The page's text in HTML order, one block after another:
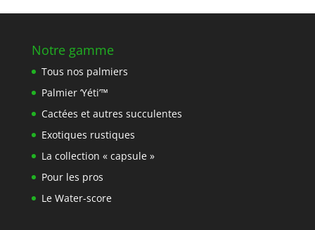
Notre gamme
Tous nos palmiers
Palmier ‘Yéti’™
Cactées et autres succulentes
Exotiques rustiques
La collection « capsule »
Pour les pros
Le Water-score